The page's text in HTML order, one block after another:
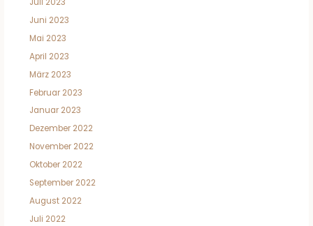
Juni 2023
Mai 2023
April 2023
März 2023
Februar 2023
Januar 2023
Dezember 2022
November 2022
Oktober 2022
September 2022
August 2022
Juli 2022